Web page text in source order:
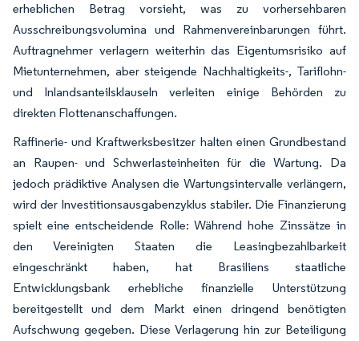
erheblichen Betrag vorsieht, was zu vorhersehbaren
Ausschreibungsvolumina und Rahmenvereinbarungen führt.
Auftragnehmer verlagern weiterhin das Eigentumsrisiko auf
Mietunternehmen, aber steigende Nachhaltigkeits-, Tariflohn-
und Inlandsanteilsklauseln verleiten einige Behörden zu
direkten Flottenanschaffungen.
Raffinerie- und Kraftwerksbesitzer halten einen Grundbestand
an Raupen- und Schwerlasteinheiten für die Wartung. Da
jedoch prädiktive Analysen die Wartungsintervalle verlängern,
wird der Investitionsausgabenzyklus stabiler. Die Finanzierung
spielt eine entscheidende Rolle: Während hohe Zinssätze in
den Vereinigten Staaten die Leasingbezahlbarkeit
eingeschränkt haben, hat Brasiliens staatliche
Entwicklungsbank erhebliche finanzielle Unterstützung
bereitgestellt und dem Markt einen dringend benötigten
Aufschwung gegeben. Diese Verlagerung hin zur Beteiligung